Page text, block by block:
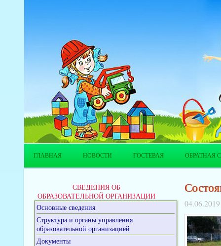
ГЛАВНАЯ НОВОСТИ ГОСТЕВАЯ ОБРАТНАЯ
СВЕДЕНИЯ ОБ
ОБРАЗОВАТЕЛЬНОЙ ОРГАНИЗАЦИИ
Основные сведения
Структура и органы управления
образовательной организацией
Документы
04.06.2019